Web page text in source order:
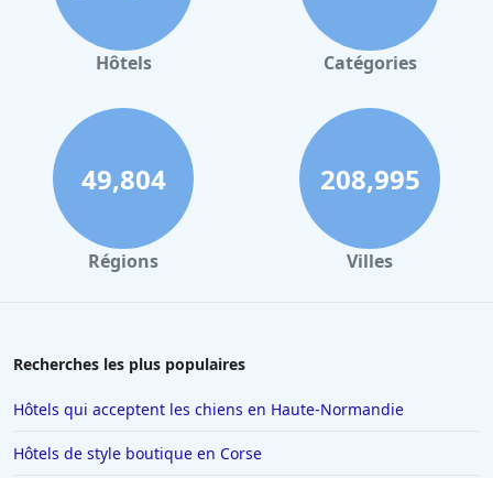
Hôtels Catégories
49,804
Régions
208,995
Villes
Recherches les plus populaires
Hôtels qui acceptent les chiens en Haute-Normandie
Hôtels de style boutique en Corse